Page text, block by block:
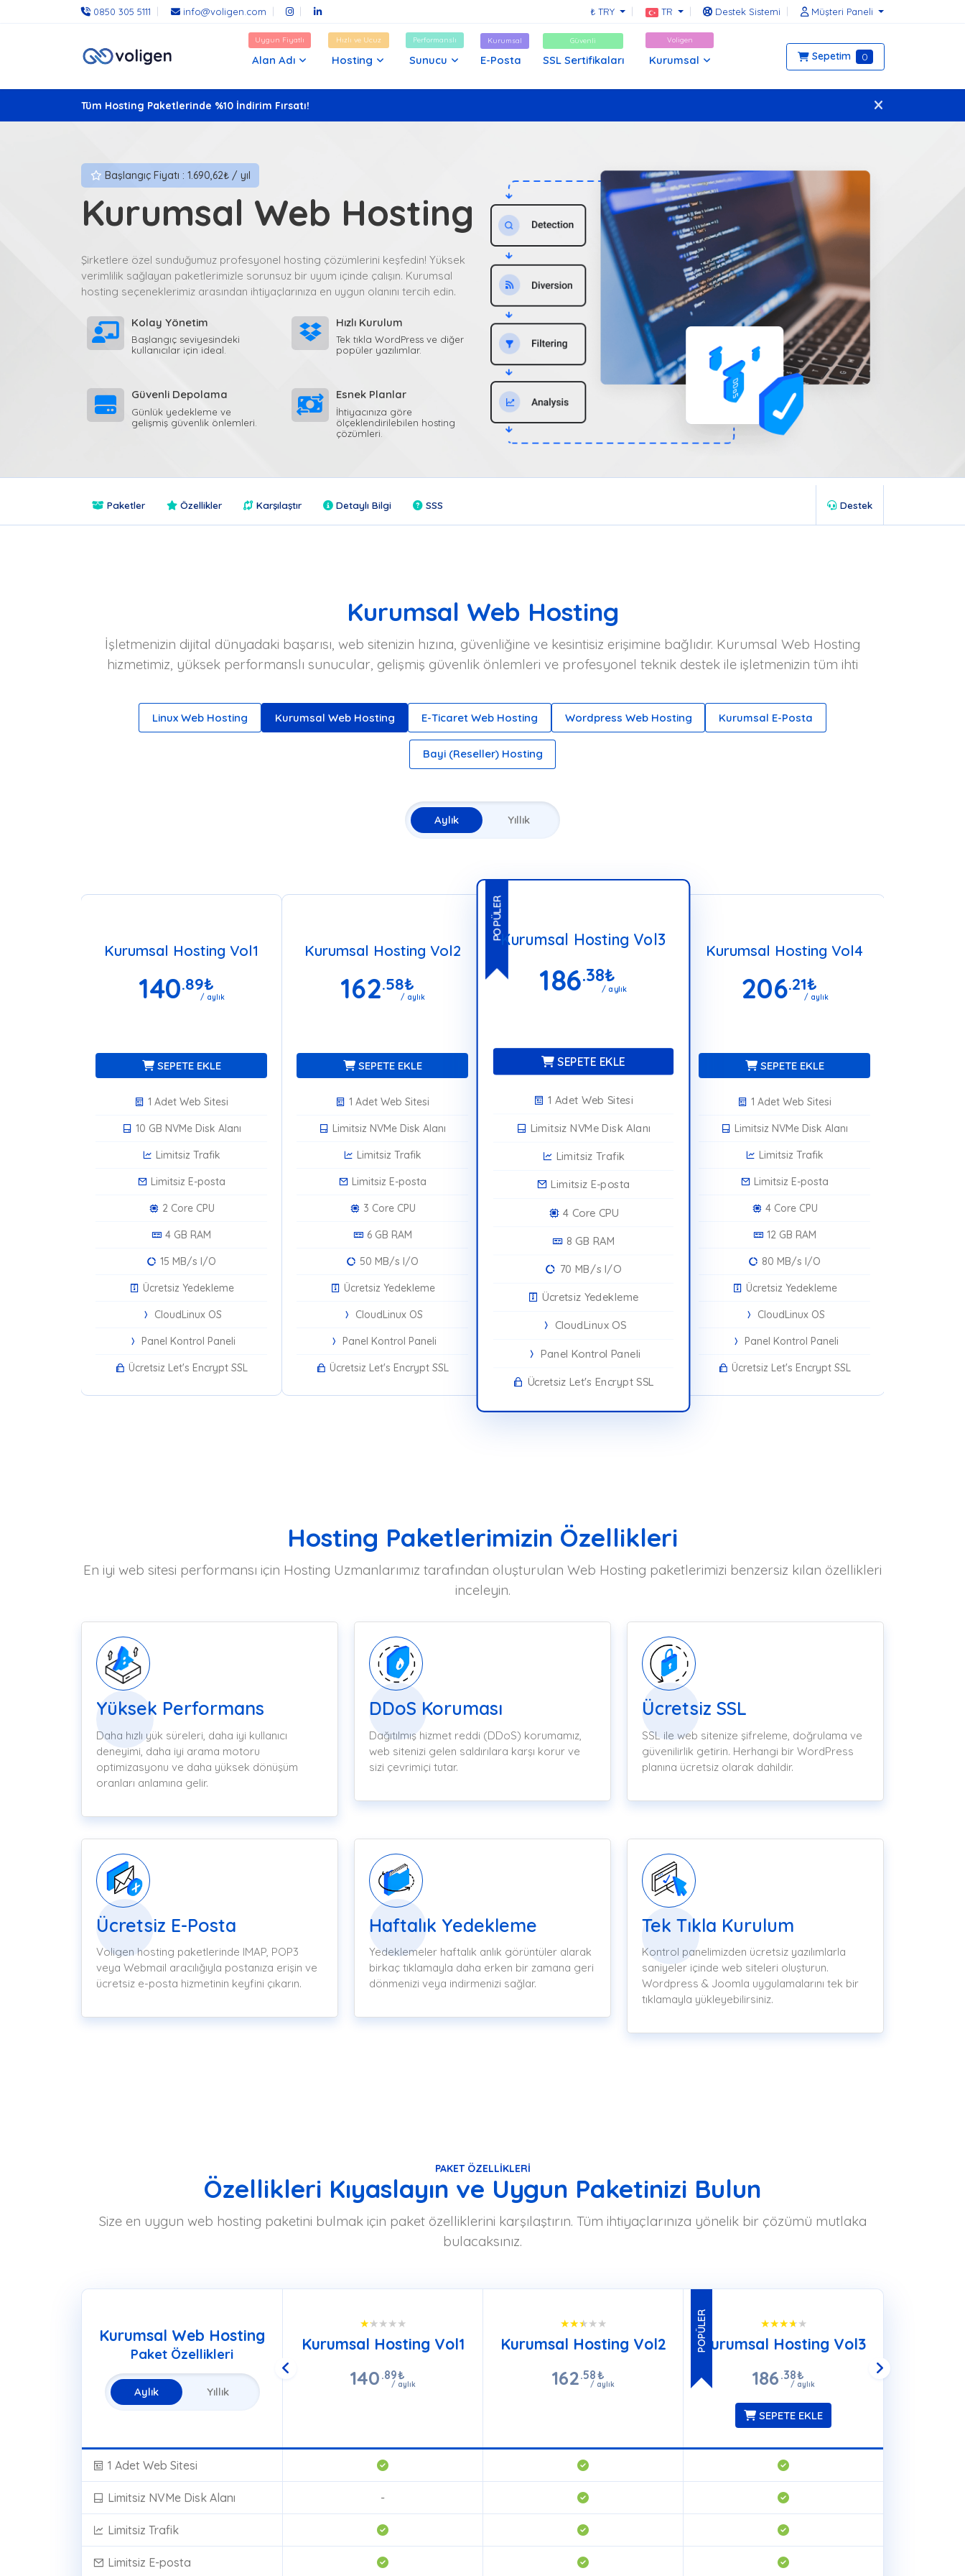
0850 305 5111 info@voligen.com ₺ TRY TR Destek Sistemi Müşteri Paneli
Uygun Fiyatlı
Alan Adı
Hızlı ve Ucuz
Hosting
Performanslı
Sunucu
Kurumsal
E-Posta
Güvenli
SSL Sertifikaları
Voligen
Kurumsal Sepetim 0
Tüm Hosting Paketlerinde %10 İndirim Fırsatı!
Başlangıç Fiyatı : 1.690,62₺ / yıl
Kurumsal Web Hosting
Şirketlere özel sunduğumuz profesyonel hosting çözümlerini keşfedin! Yüksek
verimlilik sağlayan paketlerimizle sorunsuz bir uyum içinde çalışın. Kurumsal
hosting seçeneklerimiz arasından ihtiyaçlarınıza en uygun olanını tercih edin.
Kolay Yönetim
Başlangıç seviyesindeki
kullanıcılar için ideal.
Hızlı Kurulum
Tek tıkla WordPress ve diğer
popüler yazılımlar.
Güvenli Depolama
Günlük yedekleme ve
gelişmiş güvenlik önlemleri.
Esnek Planlar
İhtiyacınıza göre
ölçeklendirilebilen hosting
çözümleri.
Paketler Özellikler Karşılaştır Detaylı Bilgi SSS Destek
Kurumsal Web Hosting
İşletmenizin dijital dünyadaki başarısı, web sitenizin hızına, güvenliğine ve kesintisiz erişimine bağlıdır. Kurumsal Web Hosting
hizmetimiz, yüksek performanslı sunucular, gelişmiş güvenlik önlemleri ve profesyonel teknik destek ile işletmenizin tüm ihti
Linux Web Hosting Kurumsal Web Hosting E-Ticaret Web Hosting Wordpress Web Hosting Kurumsal E-Posta
Bayi (Reseller) Hosting
Aylık Yıllık
Kurumsal Hosting Vol1
140.89₺
/ aylık
SEPETE EKLE
1 Adet Web Sitesi
10 GB NVMe Disk Alanı
Limitsiz Trafik
Limitsiz E-posta
2 Core CPU
4 GB RAM
15 MB/s I/O
Ücretsiz Yedekleme
CloudLinux OS
Panel Kontrol Paneli
Ücretsiz Let's Encrypt SSL
Kurumsal Hosting Vol2
162.58₺
/ aylık
SEPETE EKLE
1 Adet Web Sitesi
Limitsiz NVMe Disk Alanı
Limitsiz Trafik
Limitsiz E-posta
3 Core CPU
6 GB RAM
50 MB/s I/O
Ücretsiz Yedekleme
CloudLinux OS
Panel Kontrol Paneli
Ücretsiz Let's Encrypt SSL
POPÜLERKurumsal Hosting Vol3
186.38₺
/ aylık
SEPETE EKLE
1 Adet Web Sitesi
Limitsiz NVMe Disk Alanı
Limitsiz Trafik
Limitsiz E-posta
4 Core CPU
8 GB RAM
70 MB/s I/O
Ücretsiz Yedekleme
CloudLinux OS
Panel Kontrol Paneli
Ücretsiz Let's Encrypt SSL
Kurumsal Hosting Vol4
206.21₺
/ aylık
SEPETE EKLE
1 Adet Web Sitesi
Limitsiz NVMe Disk Alanı
Limitsiz Trafik
Limitsiz E-posta
4 Core CPU
12 GB RAM
80 MB/s I/O
Ücretsiz Yedekleme
CloudLinux OS
Panel Kontrol Paneli
Ücretsiz Let's Encrypt SSL
Hosting Paketlerimizin Özellikleri
En iyi web sitesi performansı için Hosting Uzmanlarımız tarafından oluşturulan Web Hosting paketlerimizi benzersiz kılan özellikleri
inceleyin.
Yüksek Performans
Daha hızlı yük süreleri, daha iyi kullanıcı
deneyimi, daha iyi arama motoru
optimizasyonu ve daha yüksek dönüşüm
oranları anlamına gelir.
DDoS Koruması
Dağıtılmış hizmet reddi (DDoS) korumamız,
web sitenizi gelen saldırılara karşı korur ve
sizi çevrimiçi tutar.
Ücretsiz SSL
SSL ile web sitenize şifreleme, doğrulama ve
güvenilirlik getirin. Herhangi bir WordPress
planına ücretsiz olarak dahildir.
Ücretsiz E-Posta
Voligen hosting paketlerinde IMAP, POP3
veya Webmail aracılığıyla postanıza erişin ve
ücretsiz e-posta hizmetinin keyfini çıkarın.
Haftalık Yedekleme
Yedeklemeler haftalık anlık görüntüler alarak
birkaç tıklamayla daha erken bir zamana geri
dönmenizi veya indirmenizi sağlar.
Tek Tıkla Kurulum
Kontrol panelimizden ücretsiz yazılımlarla
saniyeler içinde web siteleri oluşturun.
Wordpress & Joomla uygulamalarını tek bir
tıklamayla yükleyebilirsiniz.
PAKET ÖZELLIKLERI
Özellikleri Kıyaslayın ve Uygun Paketinizi Bulun
Size en uygun web hosting paketini bulmak için paket özelliklerini karşılaştırın. Tüm ihtiyaçlarınıza yönelik bir çözümü mutlaka
bulacaksınız.
Kurumsal Web Hosting
Paket Özellikleri
Aylık Yıllık
Kurumsal Hosting Vol1
140 .89₺
/ aylık
Kurumsal Hosting Vol2
162.58₺
/ aylık
POPÜLERKurumsal Hosting Vol3
186 .38₺
/ aylık
SEPETE EKLE
1 Adet Web Sitesi
Limitsiz NVMe Disk Alanı
Limitsiz Trafik
Limitsiz E-posta
-